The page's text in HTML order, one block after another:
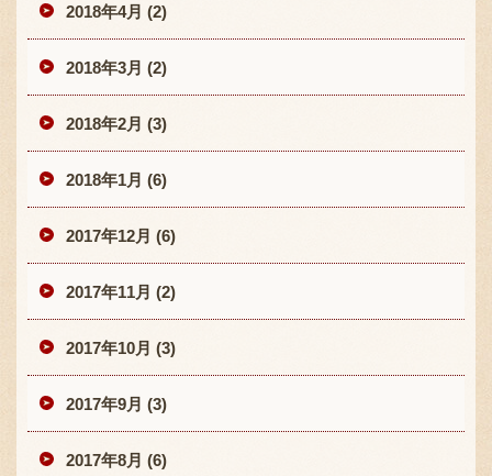
2018年4月 (2)
2018年3月 (2)
2018年2月 (3)
2018年1月 (6)
2017年12月 (6)
2017年11月 (2)
2017年10月 (3)
2017年9月 (3)
2017年8月 (6)